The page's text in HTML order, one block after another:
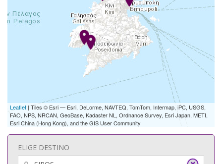
Leaflet | Tiles © Esri — Esri, DeLorme, NAVTEQ, TomTom, Intermap, iPC, USGS,
FAO, NPS, NRCAN, GeoBase, Kadaster NL, Ordnance Survey, Esri Japan, METI,
Esri China (Hong Kong), and the GIS User Community
ELIGE DESTINO